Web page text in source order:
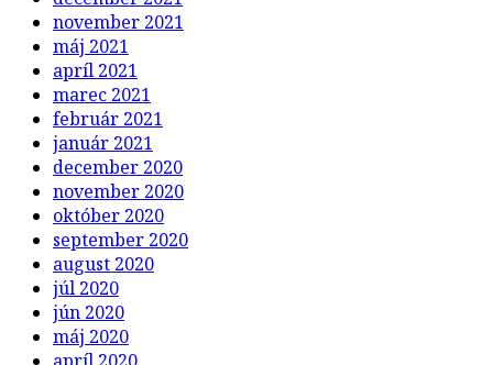
november 2021
máj 2021
apríl 2021
marec 2021
február 2021
január 2021
december 2020
november 2020
október 2020
september 2020
august 2020
júl 2020
jún 2020
máj 2020